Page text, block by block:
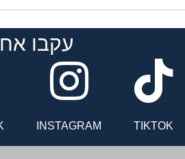
עקבו
INSTAGRAM TIKTOK